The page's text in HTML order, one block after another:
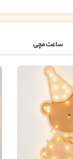
ساعت مچی